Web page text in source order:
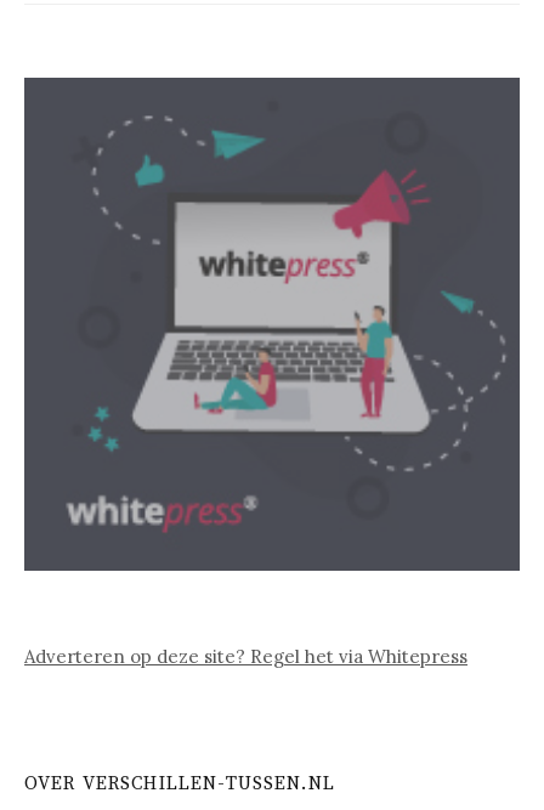
Adverteren op deze site? Regel het via Whitepress
OVER VERSCHILLEN-TUSSEN.NL